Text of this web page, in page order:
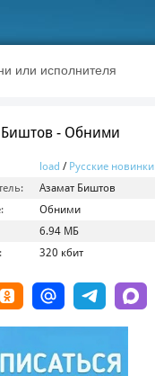
Биштов - Обними
load / Русские новинки
Азамат Биштов
Обними
6.94 МБ
320 кбит